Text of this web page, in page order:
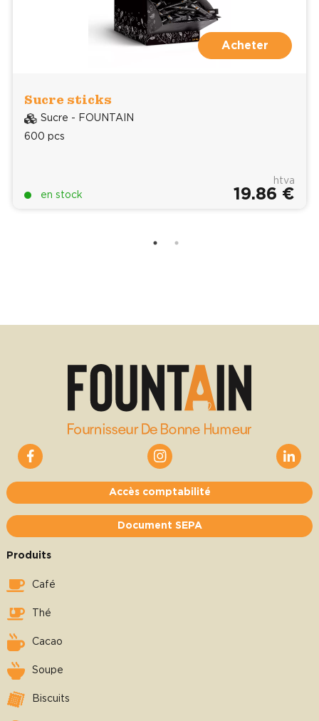
Acheter
Sucre sticks
Sucre - FOUNTAIN
600 pcs
en stock
htva
19.86 €
Accès comptabilité
Document SEPA
Produits
Café
Thé
Cacao
Soupe
Biscuits